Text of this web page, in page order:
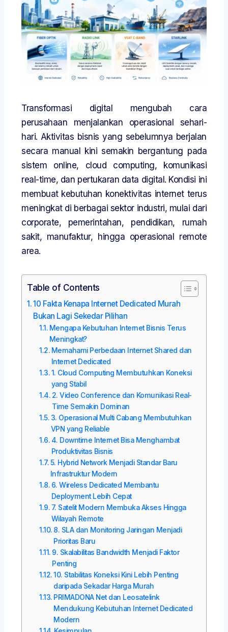
Transformasi digital mengubah cara
perusahaan menjalankan operasional sehari-
hari. Aktivitas bisnis yang sebelumnya berjalan
secara manual kini semakin bergantung pada
sistem online, cloud computing, komunikasi
real-time, dan pertukaran data digital. Kondisi ini
membuat kebutuhan konektivitas internet terus
meningkat di berbagai sektor industri, mulai dari
corporate, pemerintahan, pendidikan, rumah
sakit, manufaktur, hingga operasional remote
area.
Table of Contents
10 Fakta Kenapa Internet Dedicated Murah
Bukan Lagi Sekedar Pilihan
Mengapa Kebutuhan Internet Bisnis Terus
Meningkat?
Memahami Perbedaan Internet Shared dan
Internet Dedicated
1. Cloud Computing Membutuhkan Koneksi
yang Stabil
2. Video Conference dan Komunikasi Real-
Time Semakin Dominan
3. Operasional Multi Cabang Membutuhkan
VPN yang Reliable
4. Downtime Internet Bisa Menghambat
Produktivitas Bisnis
5. Hybrid Network Menjadi Standar Baru
Infrastruktur Modern
6. Wireless Dedicated Membantu
Deployment Lebih Cepat
7. Satelit Modern Membuka Akses Hingga
Wilayah Remote
8. SLA dan Monitoring Jaringan Menjadi
Prioritas Baru
9. Skalabilitas Bandwidth Menjadi Faktor
Penting
10. Stabilitas Koneksi Kini Lebih Penting
daripada Sekadar Harga Murah
PRIMADONA Net dan Leosatelink
Mendukung Kebutuhan Internet Dedicated
Modern